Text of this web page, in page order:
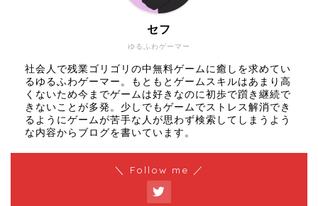
ゆるふわゲーマー
セフ
社会人で残業ゴリゴリの中無料ゲームに癒しを求めてい
るゆるふわゲーマー。もともとゲームスキルはあまり高
くないため今までゲームは好きなのに初歩で躓き継続で
きないことが多発。少しでもゲームでストレス解消でき
るようにゲームが苦手な人が思わず検索してしまうよう
な内容からブログを書いています。
＼ Follow me ／